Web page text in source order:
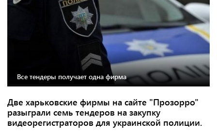
Все тендеры получает одна фирма
Две харьковские фирмы на сайте "Прозорро"
разыграли семь тендеров на закупку
видеорегистраторов для украинской полиции.